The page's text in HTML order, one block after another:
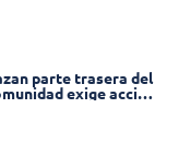
parte trasera del
exige acción